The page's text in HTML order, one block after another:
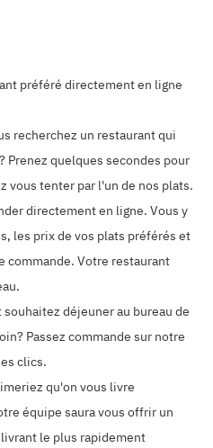
préféré directement en ligne
recherchez un restaurant qui
Prenez quelques secondes pour
vous tenter par l'un de nos plats.
directement en ligne. Vous y
les prix de vos plats préférés et
commande. Votre restaurant
déjeuner au bureau de
Passez commande sur notre
clics.
qu'on vous livre
équipe saura vous offrir un
le plus rapidement